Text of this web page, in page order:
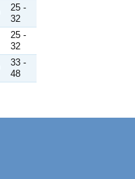
25 -
32
25 -
32
33 -
48